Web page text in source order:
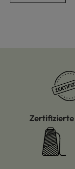
Zertifizierte